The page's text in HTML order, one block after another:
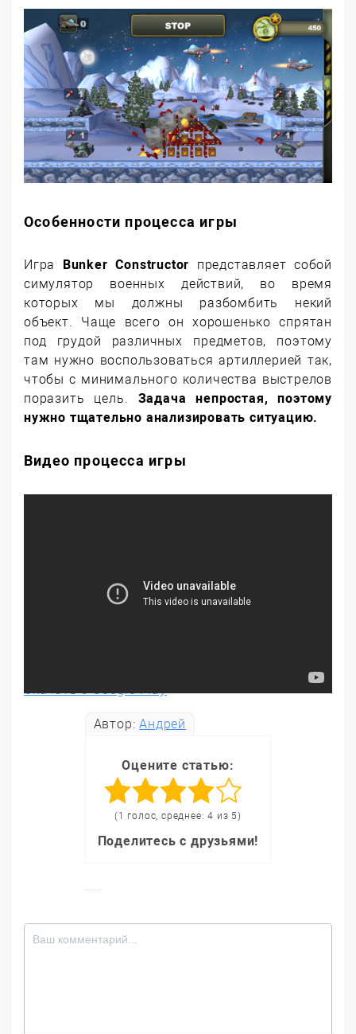
Особенности процесса игры
Игра Bunker Constructor представляет собой
симулятор военных действий, во время
которых мы должны разбомбить некий
объект. Чаще всего он хорошенько спрятан
под грудой различных предметов, поэтому
там нужно воспользоваться артиллерией так,
чтобы с минимального количества выстрелов
поразить цель. Задача непростая, поэтому
нужно тщательно анализировать ситуацию.
Видео процесса игры
Скачать с Google Play
Автор:Андрей
Оцените статью:
(1 голос, среднее: 4 из 5)
Поделитесь с друзьями!